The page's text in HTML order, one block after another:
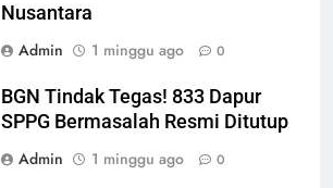
Nusantara
Admin
1 minggu ago 0
BGN Tindak Tegas! 833 Dapur
SPPG Bermasalah Resmi Ditutup
Admin
1 minggu ago 0